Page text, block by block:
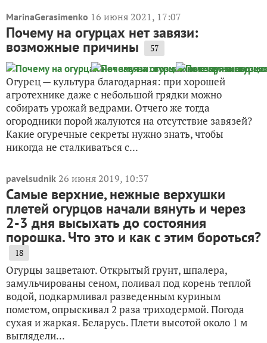
MarinaGerasimenko 16 июня 2021, 17:07
Почему на огурцах нет завязи:
возможные причины 57
Огурец — культура благодарная: при хорошей
агротехнике даже с небольшой грядки можно
собирать урожай ведрами. Отчего же тогда
огородники порой жалуются на отсутствие завязей?
Какие огуречные секреты нужно знать, чтобы
никогда не сталкиваться с...
pavelsudnik 26 июня 2019, 10:37
Самые верхние, нежные верхушки
плетей огурцов начали вянуть и через
2-3 дня высыхать до состояния
порошка. Что это и как с этим бороться?
18
Огурцы зацветают. Открытый грунт, шпалера,
замульчированы сеном, поливал под корень теплой
водой, подкармливал разведенным куриным
пометом, опрыскивал 2 раза триходермой. Погода
сухая и жаркая. Беларусь. Плети высотой около 1 м
выглядели...